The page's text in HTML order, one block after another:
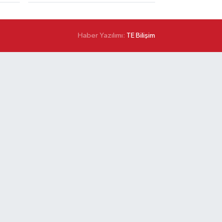
Haber Yazılımı: TE Bilişim